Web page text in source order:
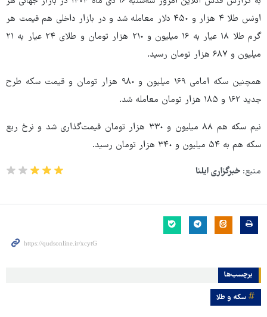
اونس طلا ۴ هزار و ۴۵٠ دلار معامله شد و در بازار داخلی هم قیمت هر
گرم طلا ۱۸ عیار به ١۶ میلیون و ٢١٠ هزار تومان و طلای ٢۴ عیار به ٢١
میلیون و ۶٨٧ هزار تومان رسید.
همچنین سکه امامی ١۶٩ میلیون و ٩٨٠ هزار تومان و قیمت سکه طرح
جدید ١۶٢ و ١٨۵ هزار تومان معامله شد.
نیم سکه هم ٨٨ میلیون و ٣٣٠ هزار تومان قیمت‌گذاری شد و نرخ ربع
سکه هم به ۵۴ میلیون و ٣۴٠ هزار تومان رسید.
منبع: خبرگزاری ایلنا
برچسب‌ها
سکه و طلا